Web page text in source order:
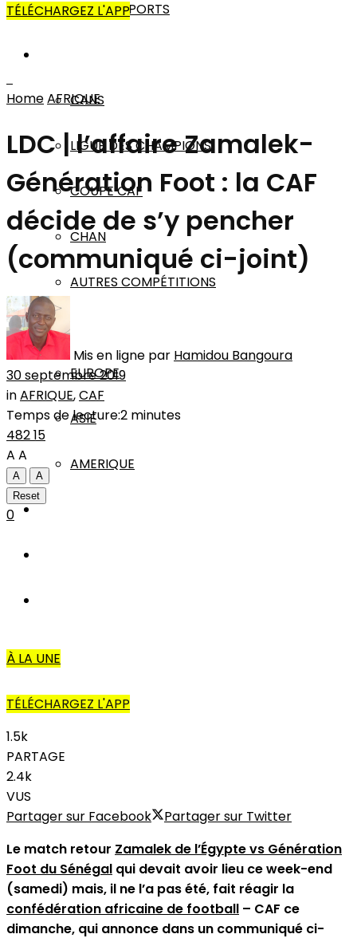
AUTRES SPORTS
CANS
LIGUE DES CHAMPIONS
COUPE CAF
CHAN
AUTRES COMPÉTITIONS
MONDE
EUROPE
ASIE
AMERIQUE
INTERVIEW
À LA UNE
TÉLÉCHARGEZ L'APP
TÉLÉCHARGEZ L'APP
HomeAFRIQUE
LDC | l’affaire Zamalek-
Génération Foot : la CAF
décide de s’y pencher
(communiqué ci-joint)
Mis en ligne par Hamidou Bangoura
30 septembre 2019
inAFRIQUE,CAF
Temps de lecture:2 minutes
48215
A A
A
A
Reset
0
1.5k
PARTAGE
2.4k
VUS
Partager sur Facebook
Partager sur Twitter
Le match retour Zamalek de l’Égypte vs Génération
Foot du Sénégal qui devait avoir lieu ce week-end
(samedi) mais, il ne l’a pas été, fait réagir la
confédération africaine de football – CAF ce
dimanche, qui annonce dans un communiqué ci-